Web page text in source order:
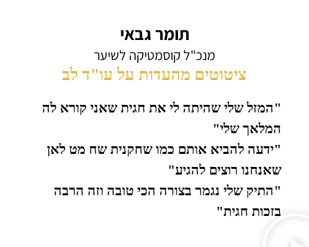
תומר גבאי
מנכ"ל קוסמטיקה לשיער
ציטוטים מהעדות על עו"ד לב
"המזל שלי שהיתה לי את חגית שאני קורא לה
המלאך שלי"
"ידעה להביא אותם כמו שחקנית שח מט לאן
שאנחנו רוצים להגיע"
"התיק שלי נגמר בצורה הכי טובה וזה הרבה
בזכות חגית"